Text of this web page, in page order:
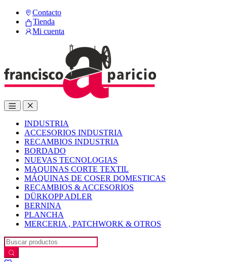
Skip
navigation
Skip
content
Contacto
Tienda
Mi cuenta
Open Close
INDUSTRIA
ACCESORIOS INDUSTRIA
RECAMBIOS INDUSTRIA
BORDADO
NUEVAS TECNOLOGIAS
MAQUINAS CORTE TEXTIL
MÁQUINAS DE COSER DOMESTICAS
RECAMBIOS & ACCESORIOS
DÜRKOPP ADLER
BERNINA
PLANCHA
MERCERIA , PATCHWORK & OTROS
Search for: